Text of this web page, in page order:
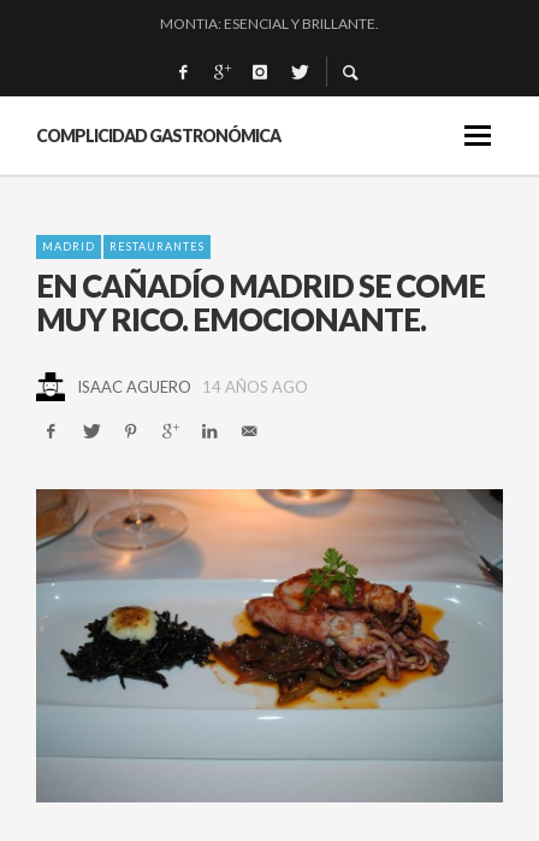
BAKKO: NIGIRIS, VINO Y BRASAS.
QUIQUE DACOSTA: «UNA GRAN OBRA»
EL BARUCO DE ANERO: MUCHO MÁS QUE UN BAR.
COMPLICIDAD GASTRONÓMICA
MADRID RESTAURANTES
EN CAÑADÍO MADRID SE COME
MUY RICO. EMOCIONANTE.
ISAAC AGUERO 14 AÑOS AGO